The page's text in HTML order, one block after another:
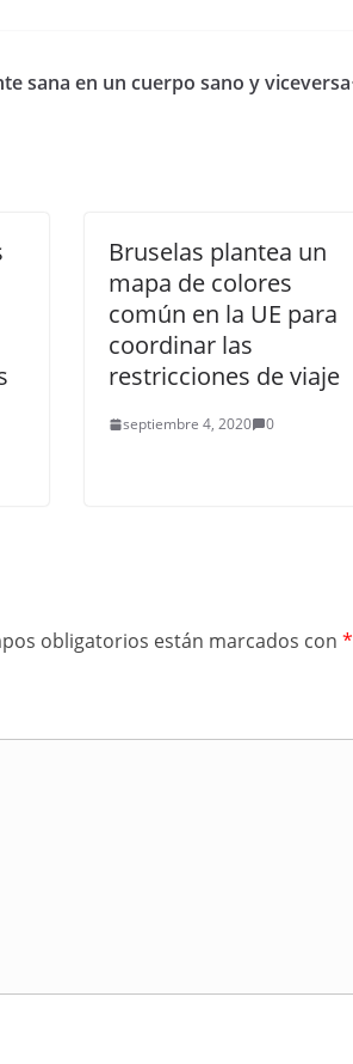
sana en un cuerpo sano y viceversa
Bruselas plantea un
mapa de colores
común en la UE para
coordinar las
restricciones de viaje
septiembre 4, 2020 0
obligatorios están marcados con *